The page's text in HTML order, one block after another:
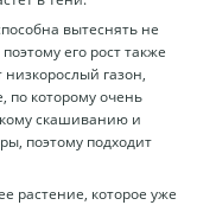
вытеснять не
его рост также
газон,
по которому очень
скашиванию и
поэтому подходит
растение, которое уже